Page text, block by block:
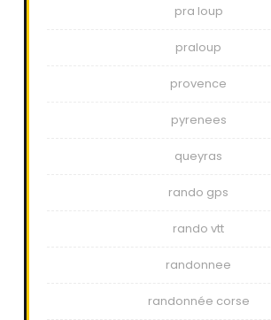
pra loup
praloup
provence
pyrenees
queyras
rando gps
rando vtt
randonnee
randonnée corse